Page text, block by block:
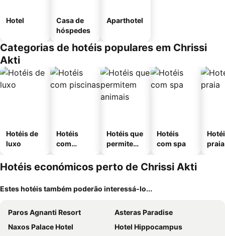
Hotel
Casa de
hóspedes
Aparthotel
Categorias de hotéis populares em Chrissi
Akti
Hotéis de
luxo
Hotéis
com
Hotéis que
permitem
Hotéis
com spa
praia
Hotéis económicos perto de Chrissi Akti
Estes hotéis também poderão interessá-lo...
Paros Agnanti Resort
Asteras Paradise
Naxos Palace Hotel
Hotel Hippocampus